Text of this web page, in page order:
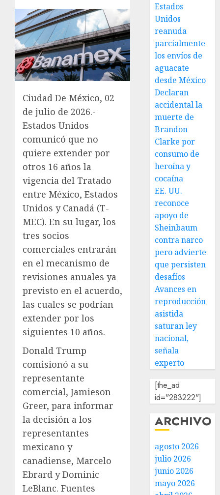
Ciudad De México, 02
de julio de 2026.-
Estados Unidos
comunicó que no
quiere extender por
otros 16 años la
vigencia del Tratado
entre México, Estados
Unidos y Canadá (T-
MEC). En su lugar, los
tres socios
comerciales entrarán
en el mecanismo de
revisiones anuales ya
previsto en el acuerdo,
las cuales se podrían
extender por los
siguientes 10 años.
Donald Trump
comisionó a su
representante
comercial, Jamieson
Greer, para informar
la decisión a los
representantes
mexicano y
canadiense, Marcelo
Ebrard y Dominic
LeBlanc. Fuentes
Estados
Unidos
reanuda
parcialmente
los envíos de
aguacate
desde México
Declaran
accidental la
muerte de
Brandon
Clarke por
consumo de
heroína y
cocaína
EE. UU.
reconoce
apoyo de
Sheinbaum
contra narco
pero advierte
que persisten
desafíos
Avances en
reproducción
asistida
saturan ley
nacional,
señala
experto
[the_ad
id="283222"]
ARCHIVO
agosto 2026
julio 2026
junio 2026
mayo 2026